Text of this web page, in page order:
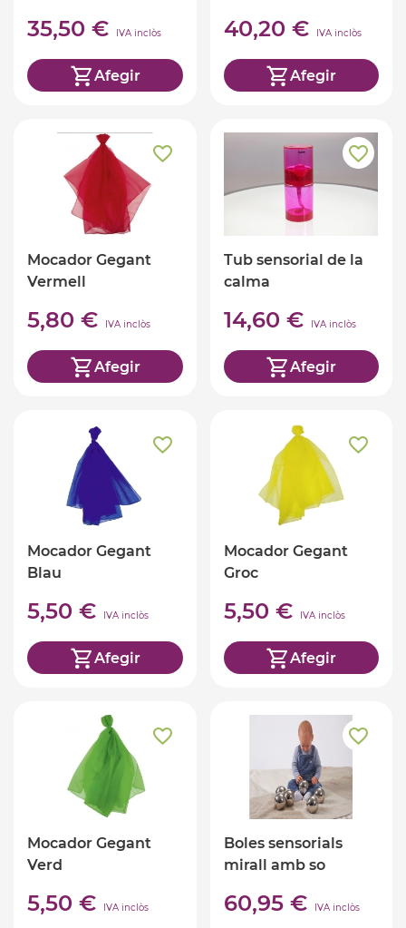
35,50 € IVA inclòs
Afegir
40,20 € IVA inclòs
Afegir
Mocador Gegant
Vermell
5,80 € IVA inclòs
Afegir
Tub sensorial de la
calma
14,60 € IVA inclòs
Afegir
Mocador Gegant
Blau
5,50 € IVA inclòs
Afegir
Mocador Gegant
Groc
5,50 € IVA inclòs
Afegir
Mocador Gegant
Verd
5,50 € IVA inclòs
Boles sensorials
mirall amb so
60,95 € IVA inclòs